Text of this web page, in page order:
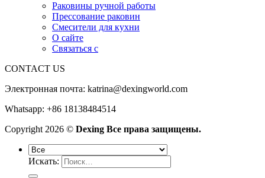
Раковины ручной работы
Прессование раковин
Смесители для кухни
О сайте
Связаться с
CONTACT US
Электронная почта: katrina@dexingworld.com
Whatsapp: +86 18138484514
Copyright 2026 © Dexing Все права защищены.
Искать: